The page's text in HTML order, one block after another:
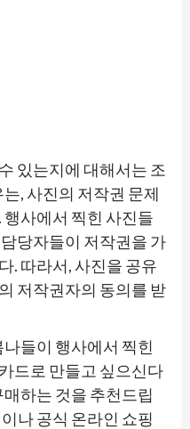
있는지에 대해서는 조
, 사진의 저작권 문제
사에서 찍힌 사진들
당자들이 저작권을 가
. 따라서, 사진을 공유
저작권자의 동의를 받
들이 행사에서 찍힌
드로 만들고 싶으신다
하는 것을 추천드립
나 공식 온라인 쇼핑